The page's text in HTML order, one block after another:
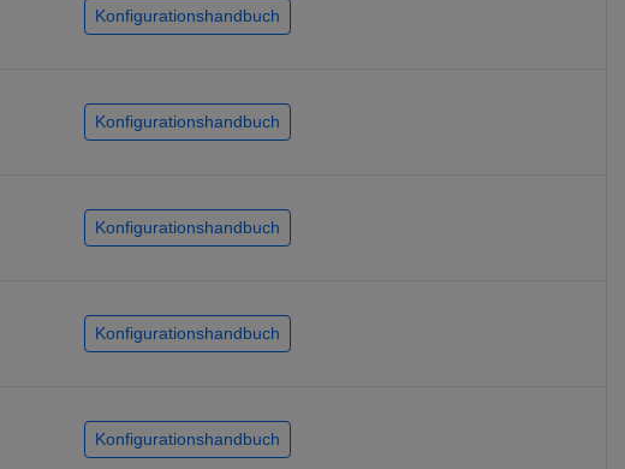
Konfigurationshandbuch
Konfigurationshandbuch
Konfigurationshandbuch
Konfigurationshandbuch
Konfigurationshandbuch